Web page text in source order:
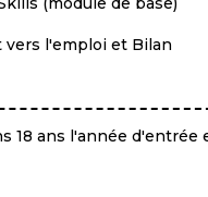
l'emploi et Bilan
18 ans l'année d'entrée